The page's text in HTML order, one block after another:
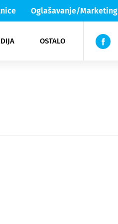
Oglašavanje/Marketing
OSTALO
Lika & Senj
TV